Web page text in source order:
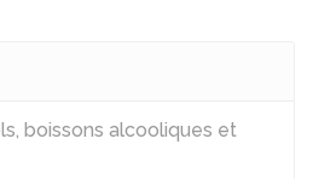
boissons alcooliques et